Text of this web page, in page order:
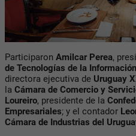
Participaron Amilcar Perea,
de Tecnologías de la
directora ejecutiva de Uruguay
la Cámara de Comercio y
Loureiro, presidente de la
Empresariales; y el contador
Cámara de Industrias del